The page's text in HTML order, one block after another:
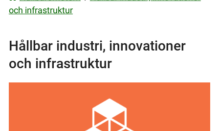
och infrastruktur
Hållbar industri, innovationer
och infrastruktur